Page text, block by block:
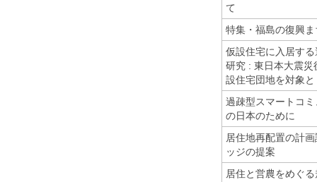
て
特集・福島の復興
仮設住宅に入居す
研究 : 東日本大震
設住宅団地を対象
過疎型スマートコ
の日本のために
居住地再配置の計
ッジの提案
居住と営農をめぐ